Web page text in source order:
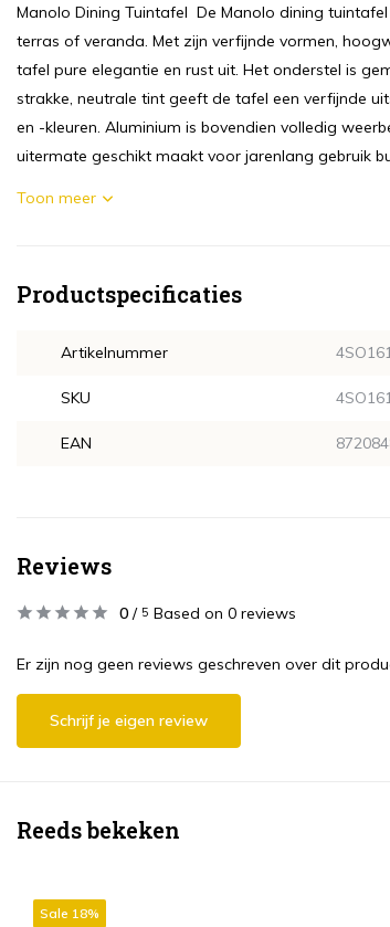
Manolo Dining Tuintafel De Manolo dining
terras of veranda. Met zijn verfijnde vormen,
tafel pure elegantie en rust uit. Het onderstel is
strakke, neutrale tint geeft de tafel een verfijnde
en -kleuren. Aluminium is bovendien volledig
uitermate geschikt maakt voor jarenlang gebruik
Toon meer
Productspecificaties
Artikelnummer
SKU
EAN
Reviews
0 / 5 Based on 0 reviews
Er zijn nog geen reviews geschreven over dit
Schrijf je eigen review
Reeds bekeken
Sale 18%